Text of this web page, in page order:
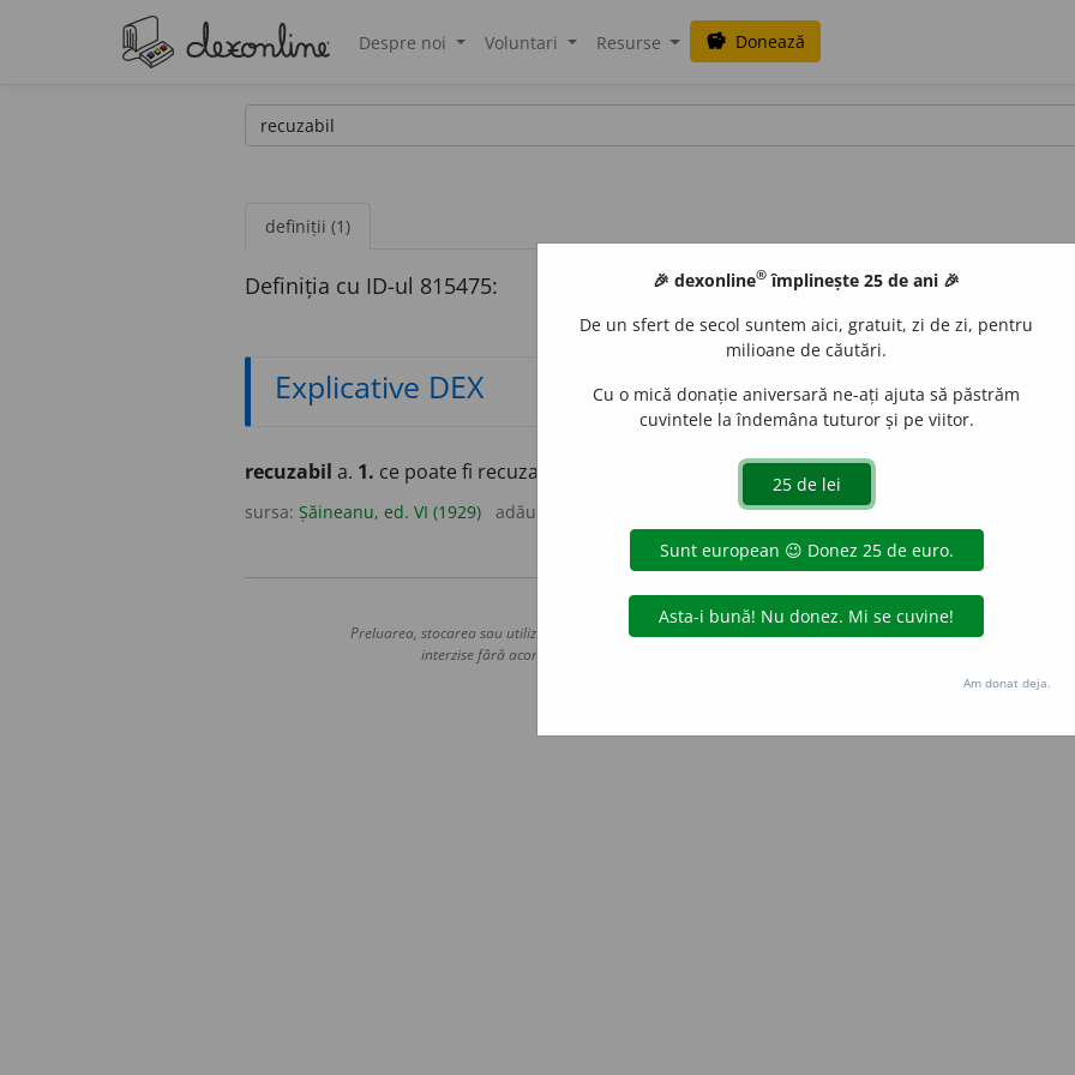
Despre noi Voluntari Resurse savings Donează
definiții (1)
Definiția cu ID-ul 815475:
Explicative DEX
recuzabil a. 1. ce poate fi recuzat; care merită puțină încredere:mărturie recuzabilă.
sursa: Șăineanu, ed. VI (1929) adăugată de acțiuni
Copyright © 2004-2026 dexonline (https://dexonline.ro)
Preluarea, stocarea sau utilizarea datelor de pe acest site, inclusiv prin orice metode de extragere automată
interzise fără acordul nostru prealabil scris, cu excepția seturilor de date oferite oficial spre utilizare
Hosterion
🎉 dexonline® împlinește 25 de ani 🎉
De un sfert de secol suntem aici, gratuit, zi de zi, pentru
milioane de căutări.
Cu o mică donație aniversară ne-ați ajuta să păstrăm
cuvintele la îndemâna tuturor și pe viitor.
Am donat deja.